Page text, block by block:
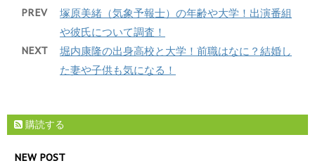
PREV
塚原美緒（気象予報士）の年齢や大学！出演番組
や彼氏について調査！
NEXT
堀内康隆の出身高校と大学！前職はなに？結婚し
た妻や子供も気になる！
購読する
NEW POST